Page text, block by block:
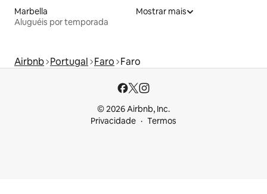
Marbella
Aluguéis por temporada
Mostrar mais
Airbnb Portugal Faro Faro
© 2026 Airbnb, Inc.
Privacidade
Termos